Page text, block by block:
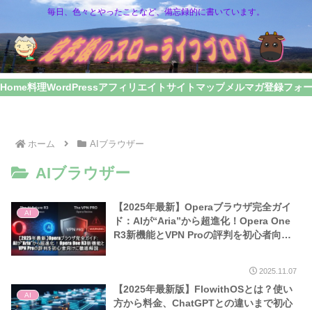
毎日、色々とやったことなど、備忘録的に書いています。
Home料理WordPressアフィリエイトサイトマップメルマガ登録フォ
ホーム AIブラウザー
AIブラウザー
AI
【2025年最新】Operaブラウザ完全ガイ
ド：AIが“Aria”から超進化！Opera One
R3新機能とVPN Proの評判を初心者向け
2025.11.07
AI
【2025年最新版】FlowithOSとは？使い
方から料金、ChatGPTとの違いまで初心